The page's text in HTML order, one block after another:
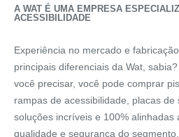
A WAT É UMA EMPRESA
ACESSIBILIDADE
Experiência no mercado e
principais diferenciais da Wat,
você precisar, você pode comprar
rampas de acessibilidade, placas
soluções incríveis e 100% alinhadas
qualidade e segurança do